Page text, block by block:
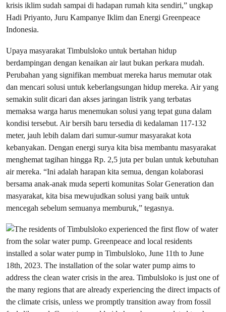
krisis iklim sudah sampai di hadapan rumah kita sendiri,” ungkap
Hadi Priyanto, Juru Kampanye Iklim dan Energi Greenpeace
Indonesia.
Upaya masyarakat Timbulsloko untuk bertahan hidup
berdampingan dengan kenaikan air laut bukan perkara mudah.
Perubahan yang signifikan membuat mereka harus memutar otak
dan mencari solusi untuk keberlangsungan hidup mereka. Air yang
semakin sulit dicari dan akses jaringan listrik yang terbatas
memaksa warga harus menemukan solusi yang tepat guna dalam
kondisi tersebut. Air bersih baru tersedia di kedalaman 117-132
meter, jauh lebih dalam dari sumur-sumur masyarakat kota
kebanyakan. Dengan energi surya kita bisa membantu masyarakat
menghemat tagihan hingga Rp. 2,5 juta per bulan untuk kebutuhan
air mereka. “Ini adalah harapan kita semua, dengan kolaborasi
bersama anak-anak muda seperti komunitas Solar Generation dan
masyarakat, kita bisa mewujudkan solusi yang baik untuk
mencegah sebelum semuanya memburuk,” tegasnya.